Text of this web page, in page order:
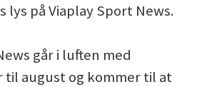
lys på Viaplay Sport News.
går i luften med
august og kommer til at